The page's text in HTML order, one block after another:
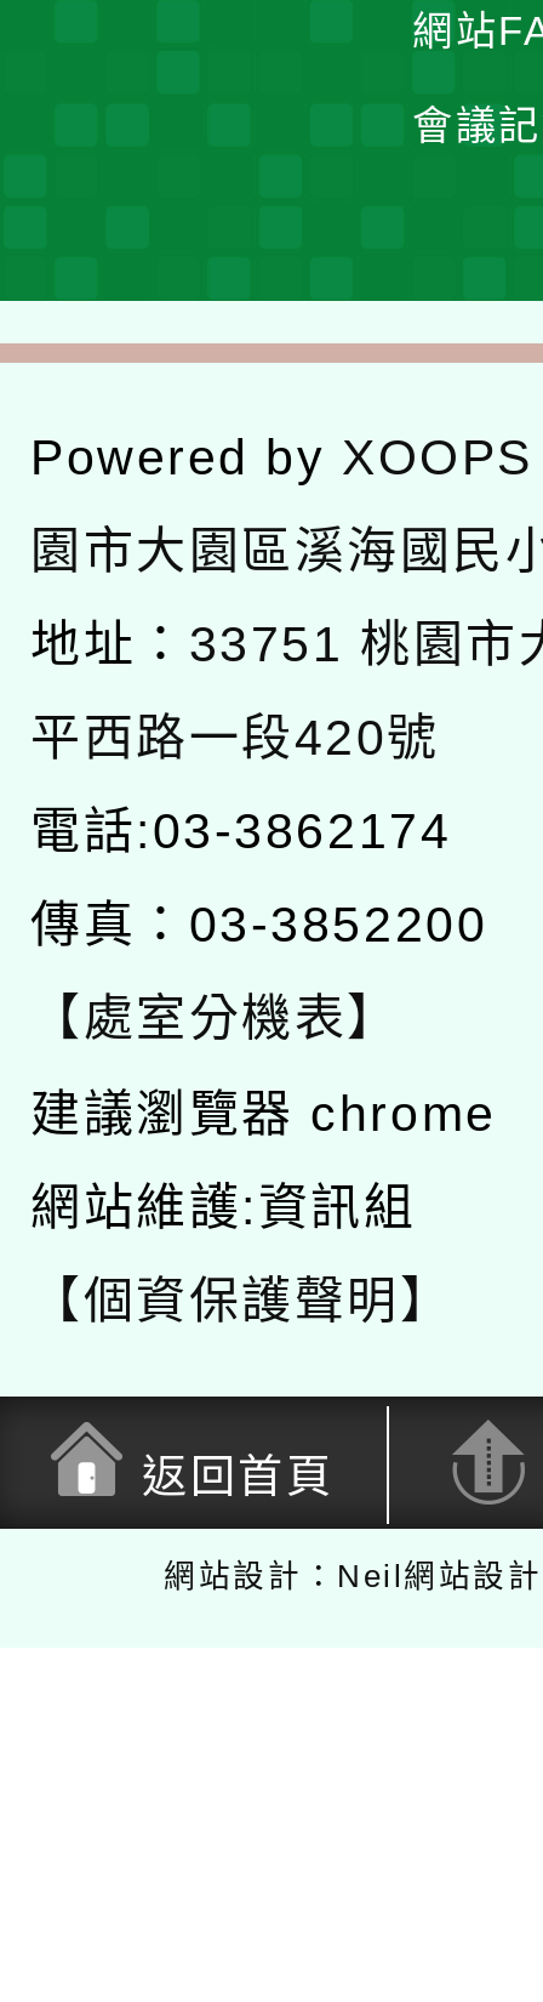
網站
會議
Powered by XOOPS
園市大園區溪海國民
地址： 33751 桃園市
平西路一段420號
電話:03-3862174
傳真：03-3852200
【處室分機表】
建議瀏覽器 chrome
網站維護:資訊組
【個資保護聲明】
返回首頁
網站設計：Neil網站設